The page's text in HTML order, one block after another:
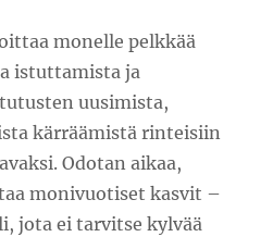
monelle pelkkää
istuttamista ja
uusimista,
kärräämistä rinteisiin
Odotan aikaa,
monivuotiset kasvit –
jota ei tarvitse kylvää